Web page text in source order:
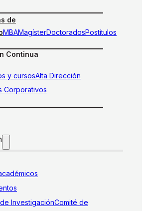
de
MBAMagísterDoctoradosPostítulos
Continua
y cursosAlta Dirección
Corporativos
InvestigaciónComité de